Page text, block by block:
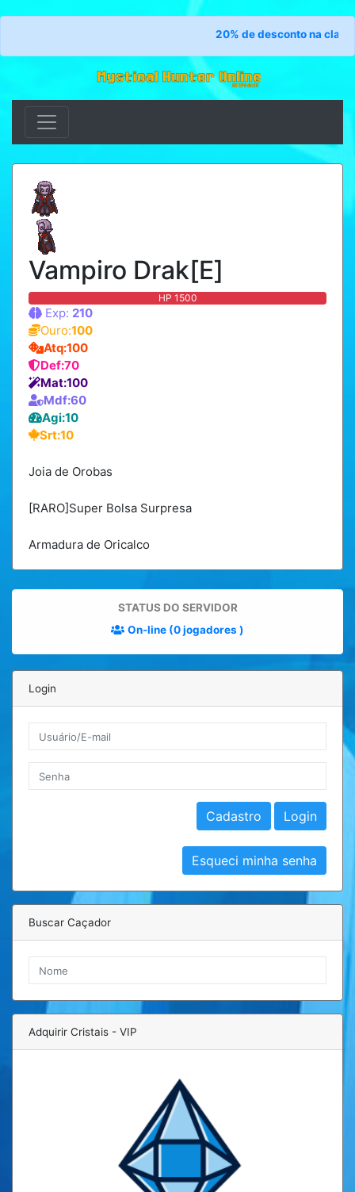
20% de desconto na classe
Vampiro Drak[E]
HP 1500
Exp: 210
Ouro:100
Atq:100
Def:70
Mat:100
Mdf:60
Agi:10
Srt:10
Joia de Orobas
[RARO]Super Bolsa Surpresa
Armadura de Oricalco
STATUS DO SERVIDOR
On-line (0 jogadores )
Login
Buscar Caçador
Adquirir Cristais - VIP